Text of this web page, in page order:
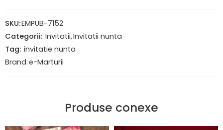
SKU:EMPUB-7152
Categorii: Invitatii,Invitatii nunta
Tag: invitatie nunta
Brand:e-Marturii
Produse conexe